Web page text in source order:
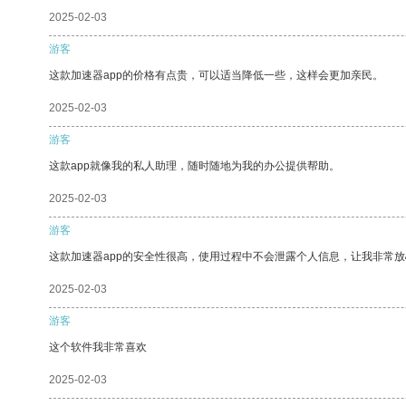
2025-02-03
游客
这款加速器app的价格有点贵，可以适当降低一些，这样会更加亲民。
2025-02-03
游客
这款app就像我的私人助理，随时随地为我的办公提供帮助。
2025-02-03
游客
这款加速器app的安全性很高，使用过程中不会泄露个人信息，让我非常
2025-02-03
游客
这个软件我非常喜欢
2025-02-03